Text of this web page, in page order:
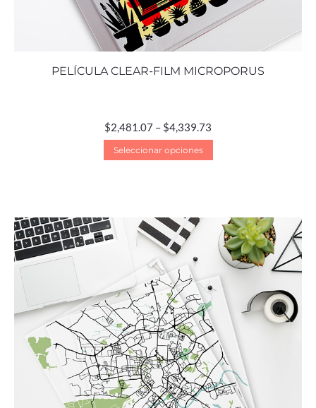
PELÍCULA CLEAR-FILM MICROPORUS
$2,481.07 – $4,339.73
Seleccionar opciones